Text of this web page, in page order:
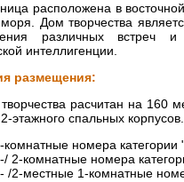
расположена в
моря. Дом творчества
различных встреч
интеллигенции.
размещения:
расчитан на 160
этажного спальных корпусов.
комнатные номера категории
2-комнатные номера
/2-местные 1-комнатные